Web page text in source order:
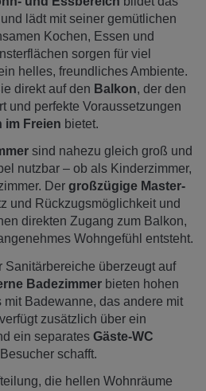
lädt mit seiner gemütlichen
Kochen, Essen und
sorgen für viel
helles, freundliches Ambiente.
direkt auf den Balkon, der den
und perfekte Voraussetzungen
im Freien bietet.
sind nahezu gleich groß und
nutzbar – ob als Kinderzimmer,
Der großzügige Master-
und Rückzugsmöglichkeit und
direkten Zugang zum Balkon,
Wohngefühl entsteht.
Sanitärbereiche überzeugt auf
Badezimmer bieten hohen
mit Badewanne, das andere mit
zusätzlich über ein
ein separates Gäste-WC
schafft.
die hellen Wohnräume